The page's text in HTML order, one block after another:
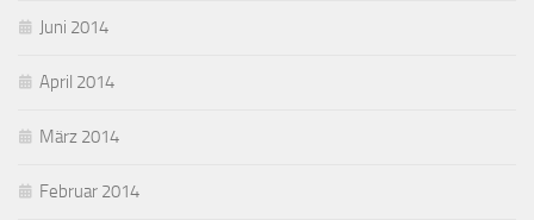
Juni 2014
April 2014
März 2014
Februar 2014